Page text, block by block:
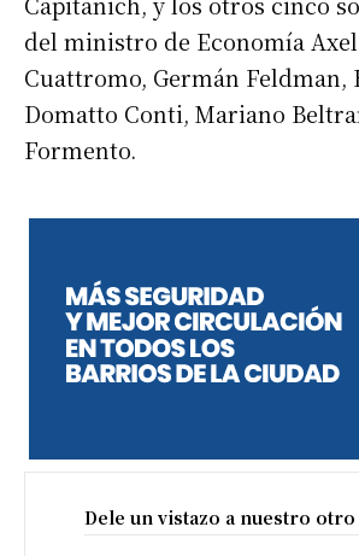
del ministro de Economía
Cuattromo, Germán Feldman,
Domatto Conti, Mariano
Formento.
Dele un vistazo a nuestro